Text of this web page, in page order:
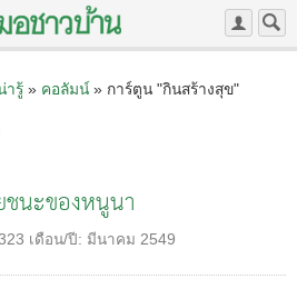
ารู้» คอลัมน์» การ์ตูน "กินสร้างสุข"
นะของหนูนา
เดือน/ปี: มีนาคม 2549